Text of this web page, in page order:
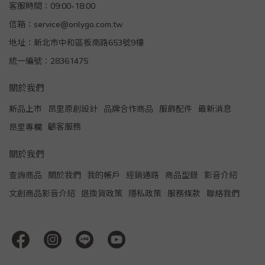
客服時間：09:00-18:00
信箱：service@onlygo.com.tw
地址：新北市中和區板南路653號9樓
統一編號：28361475
關於我們
新品上市 昂里原創設計 品牌合作商品 服飾配件
最新消息
昂里專欄
顧客服務
關於我們
查詢商品 關於我們 我的帳戶 經銷通路 商品型錄
影音介紹
文創商品影音介紹
退換貨政策 隱私政策 服務條款 聯絡我們